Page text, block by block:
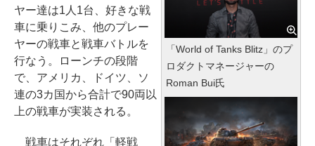
「World of Tanks Blitz」のプ
ロダクトマネージャーの
Roman Bui氏
ヤー達は1人1台、好きな戦
車に乗りこみ、他のプレー
ヤーの戦車と戦車バトルを
行なう。ローンチの段階
で、アメリカ、ドイツ、ソ
連の3カ国から合計で90両以
上の戦車が実装される。
戦車はそれぞれ「軽戦